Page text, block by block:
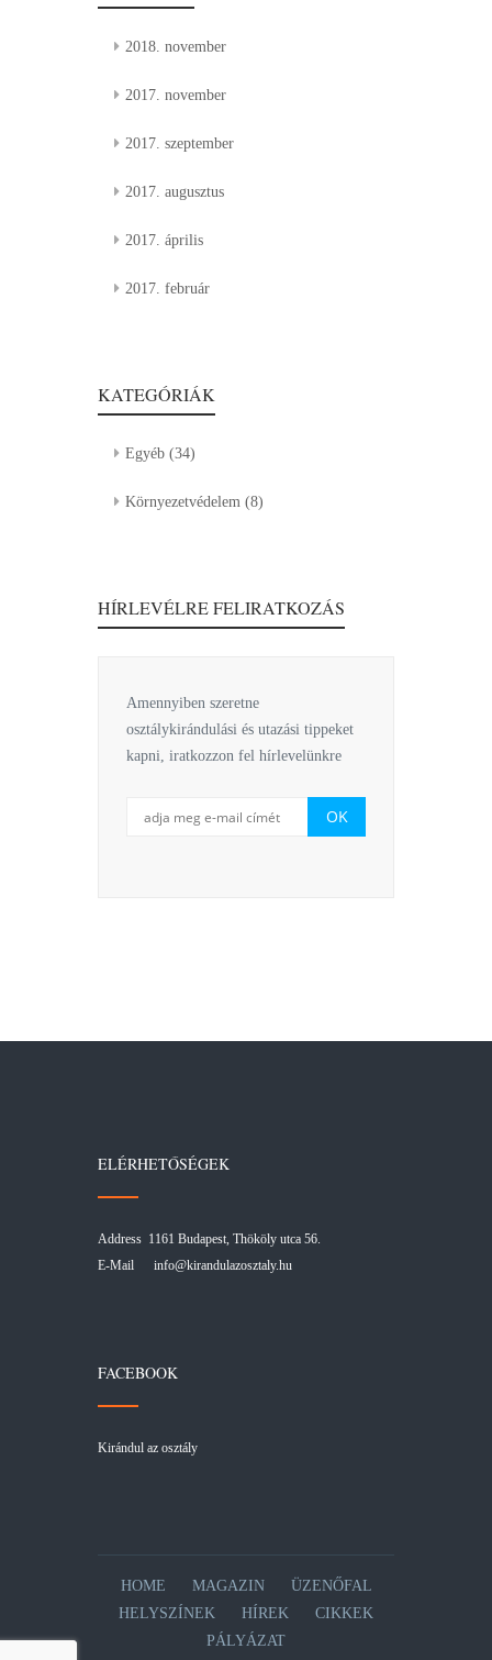
2018. november
2017. november
2017. szeptember
2017. augusztus
2017. április
2017. február
KATEGÓRIÁK
Egyéb (34)
Környezetvédelem (8)
HÍRLEVÉLRE FELIRATKOZÁS
Amennyiben szeretne
osztálykirándulási és utazási tippeket
kapni, iratkozzon fel hírlevelünkre
ELÉRHETŐSÉGEK
Address 1161 Budapest, Thököly utca 56.
E-Mail info@kirandulazosztaly.hu
FACEBOOK
Kirándul az osztály
HOME MAGAZIN
ÜZENŐFAL
HELYSZÍNEK
HÍREK
CIKKEK
PÁLYÁZAT